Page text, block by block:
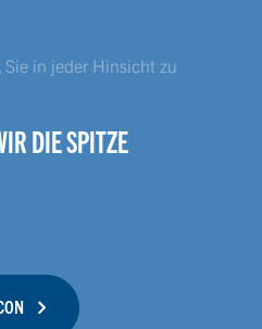
in jeder Hinsicht zu
DIE SPITZE